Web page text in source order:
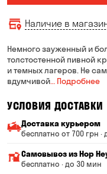
Наличие в
Немного зауженный и
толстостенной пивной
и темных лагеров. Не
вдумчивой… Подробнее
УСЛОВИЯ ДОСТАВКИ
Доставка курьером
бесплатно от 700 грн ·
Минимальная
Стоимость
Самовывоз из Hop
бесплатно · до 30 мин